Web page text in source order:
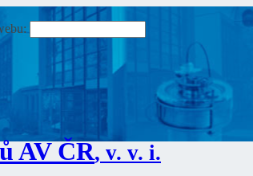
AV ČR, v. v. i.